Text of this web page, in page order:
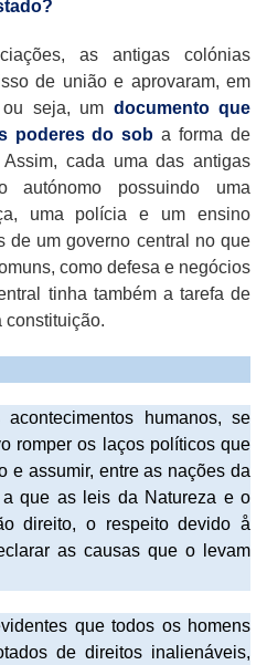
as antigas colónias
de união e aprovaram, em
seja, um documento que
poderes do sob a forma de
Assim, cada uma das antigas
autónomo possuindo uma
uma polícia e um ensino
de um governo central no que
como defesa e negócios
tinha também a tarefa de
constituição.
humanos, se
romper os laços políticos que
e assumir, entre as nações da
que as leis da Natureza e o
direito, o respeito devido å
as causas que o levam
que todos os homens
de direitos inalienáveis,